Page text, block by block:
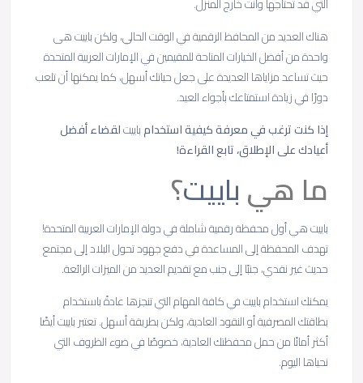
هناك العديد من المحافظ الرقمية في الوقت الحالي، ولكن باييت هى
واحدة من أفضل الخيارات المتاحة للمقيمين في الإمارات العربية المتحدة
حيث تساعد مزاياها العديدة على جعل حياتك أسهل، كما يمكنها أن تلعب
دورًا في زيادة استمتاعك بأجواء العيد.
إذا كنت ترغب في معرفة كيفية استخدامباييتلقضاء أفضل
أعيادك على الإطلاق، تابع القراءة!
ما هيباييت؟
باييت هي أول محفظة رقمية شاملة في دولة الإمارات العربية المتحدة!
تهدف المحفظة إلى المساعدة في دفع جهود تحول البلاد إلى مجتمع
حديث غير نقدي، جنبًا إلى جنب مع تقديم العديد من الميزات الرائعة.
يمكنك استخدام باييت في كافة المهام التي تنجزها عادةً باستخدام
بطاقتك المصرفية أو النقود العادية، ولكن بطريقة أسهل. تعتبر باييت أيضًا
أكثر أمانًا من حمل محفظتك العادية، خصوصًا في ضوء الظروف التي
نحياها اليوم.